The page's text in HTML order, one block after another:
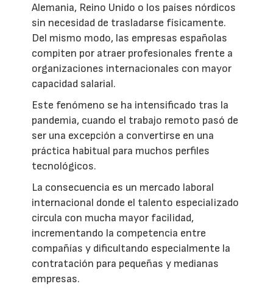
Alemania, Reino Unido o los países nórdicos
sin necesidad de trasladarse físicamente.
Del mismo modo, las empresas españolas
compiten por atraer profesionales frente a
organizaciones internacionales con mayor
capacidad salarial.
Este fenómeno se ha intensificado tras la
pandemia, cuando el trabajo remoto pasó de
ser una excepción a convertirse en una
práctica habitual para muchos perfiles
tecnológicos.
La consecuencia es un mercado laboral
internacional donde el talento especializado
circula con mucha mayor facilidad,
incrementando la competencia entre
compañías y dificultando especialmente la
contratación para pequeñas y medianas
empresas.